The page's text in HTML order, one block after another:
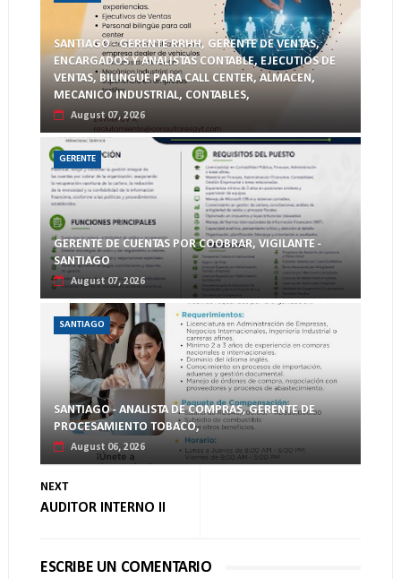
SANTIAGO - GERENTE RRHH, GERENTE DE VENTAS,
ENCARGADOS Y ANALISTAS CONTABLE, EJECUTIOS DE
VENTAS, BILINGUE PARA CALL CENTER, ALMACEN,
MECANICO INDUSTRIAL, CONTABLES,
August 07, 2026
GERENTE
GERENTE DE CUENTAS POR COOBRAR, VIGILANTE -
SANTIAGO
August 07, 2026
SANTIAGO
SANTIAGO - ANALISTA DE COMPRAS, GERENTE DE
PROCESAMIENTO TOBACO,
August 06, 2026
NEXT
AUDITOR INTERNO II
ESCRIBE UN COMENTARIO